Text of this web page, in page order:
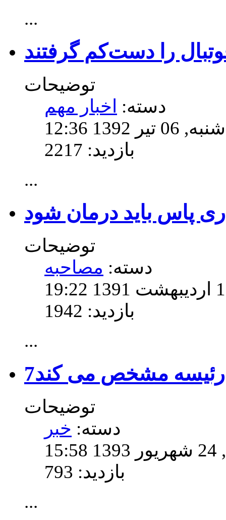
...
را دست‌کم گرفتند
توضیحات
دسته: اخبار مهم
12:36
بازدید: 2217
...
توضیحات
دسته: مصاحبه
بازدید: 1942
...
توضیحات
دسته: خبر
بازدید: 793
...